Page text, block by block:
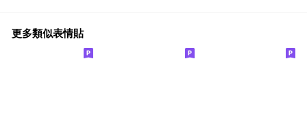
更多類似表情貼